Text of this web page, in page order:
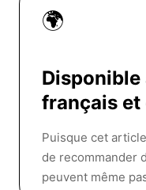
🌍
Disponible
français et
Puisque cet
de recommander
peuvent même